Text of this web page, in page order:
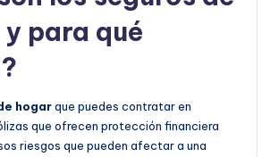
para qué
hogarque puedes contratar en
que ofrecen protección financiera
riesgos que pueden afectar a una